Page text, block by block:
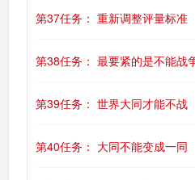
第37任务： 重新调整评量标准
第38任务： 最要紧的是不能战
第39任务： 世界大同才能不战
第40任务： 大同不能变成一同